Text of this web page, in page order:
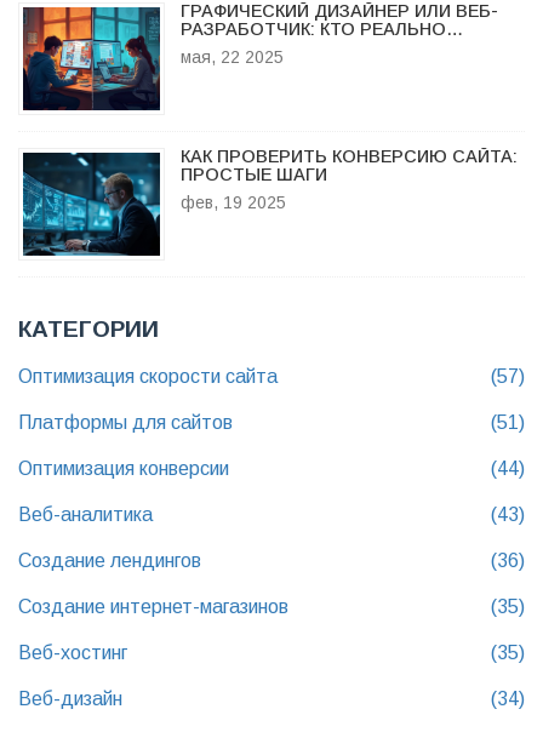
ГРАФИЧЕСКИЙ ДИЗАЙНЕР ИЛИ ВЕБ-
РАЗРАБОТЧИК: КТО РЕАЛЬНО
ЗАРАБАТЫВАЕТ БОЛЬШЕ?
мая, 22 2025
КАК ПРОВЕРИТЬ КОНВЕРСИЮ САЙТА:
ПРОСТЫЕ ШАГИ
фев, 19 2025
КАТЕГОРИИ
Оптимизация скорости сайта (57)
Платформы для сайтов (51)
Оптимизация конверсии (44)
Веб-аналитика (43)
Создание лендингов (36)
Создание интернет-магазинов (35)
Веб-хостинг (35)
Веб-дизайн (34)